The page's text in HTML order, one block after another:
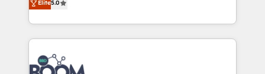
inbound, automatisation marketing, ABM, IA,
emailing) Informations clés : - 10 ans d'expérience -
100+ intégrations CRM HubSpot réussies - 40
experts conseil - 150 certifications HubSpot
cumulées
measurable, scalable growth. From onboarding to
enterprise-grade campaigns, our in-house team
builds scalable strategies that drive long-term
revenue. ⚙️ HubSpot Integration & Optimization •
Seamless CRM, CMS, and automation setup •
Elite5.0